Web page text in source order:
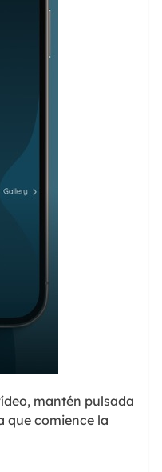
mantén pulsada
que comience la